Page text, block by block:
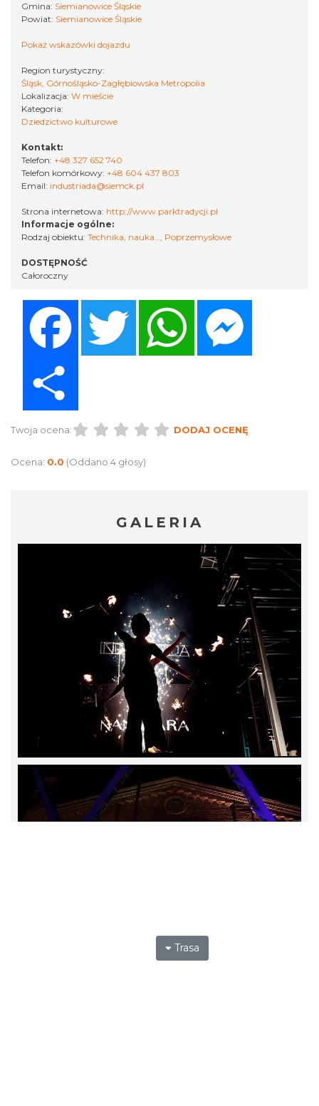
Gmina: Siemianowice Śląskie
Powiat: Siemianowice Śląskie
Pokaż wskazówki dojazdu
Region turystyczny:
Śląsk, Górnośląsko-Zagłębiowska Metropolia
Lokalizacja: W mieście
Kategoria:
Dziedzictwo kulturowe
Kontakt:
Telefon: +48 327 652 740
Telefon komórkowy: +48 604 437 803
Email: industriada@siemck.pl
Strona internetowa: http://www.parktradycji.pl
Informacje ogólne:
Rodzaj obiektu: Technika, nauka…, Poprzemysłowe
DOSTĘPNOŚĆ
Całoroczny
Twitter WhatsApp
Twoja ocena: DODAJ OCENĘ
Ocena: 0.0 (Oddano 4 głosy)
GALERIA
Trasa